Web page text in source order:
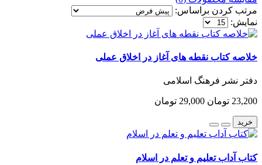
مرتب کردن براساس:
نمایش:
خلاصه کتاب نقطه های آغاز در اخلاق عملی
دفتر نشر فرهنگ اسلامی
23,200 تومان 29,000 تومان
خرید
کتاب آداب تعلیم و تعلم در اسلام